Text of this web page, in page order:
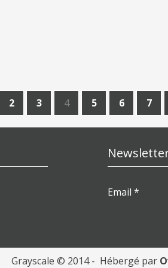
2 3 4 5 6 7
Email
Grayscale © 2014 - Hébergé par